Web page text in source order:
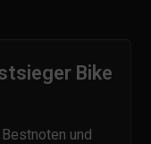
Bike
und